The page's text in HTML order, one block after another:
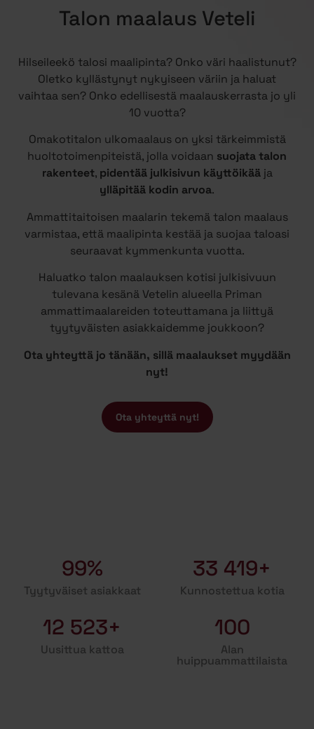
Talon maalaus Veteli
Hilseileekö talosi maalipinta? Onko väri haalistunut?
Oletko kyllästynyt nykyiseen väriin ja haluat
vaihtaa sen? Onko edellisestä maalauskerrasta jo yli
10 vuotta?
Omakotitalon ulkomaalaus on yksi tärkeimmistä
huoltotoimenpiteistä, jolla voidaan suojata talon
rakenteet, pidentää julkisivun käyttöikääja
ylläpitää kodin arvoa.
Ammattitaitoisen maalarin tekemä talon maalaus
varmistaa, että maalipinta kestää ja suojaa taloasi
seuraavat kymmenkunta vuotta.
Haluatko talon maalauksen kotisi julkisivuun
tulevana kesänä Vetelin alueella Priman
ammattimaalareiden toteuttamana ja liittyä
tyytyväisten asiakkaidemme joukkoon?
Ota yhteyttä jo tänään, sillä maalaukset myydään
nyt!
Ota yhteyttä nyt!
99%
Tyytyväiset asiakkaat
33 419+
Kunnostettua kotia
12 523+
Uusittua kattoa
100
Alan
huippuammattilaista